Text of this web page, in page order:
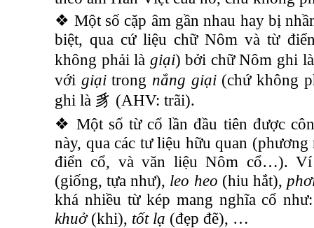
❖ Một số cặp âm gần nhau hay bị
biệt, qua cứ liệu chữ Nôm và từ
không phải là giại) bởi chữ Nôm ghi
với giạitrong nắng giại (chứ không
ghi là 豸 (AHV: trãi).
❖ Một số từ cổ lần đầu tiên được
này, qua các tư liệu hữu quan
điển cổ, và văn liệu Nôm cổ…).
(giống, tựa như), leo heo (hiu hắt),
khá nhiều từ kép mang nghĩa cổ
khuở(khi), tốt lạ (đẹp đẽ), …